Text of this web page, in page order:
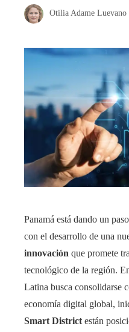
Otilia Adame Luevano
Panamá está dando un
con el desarrollo de una
innovación que promete
tecnológico de la región.
Latina busca consolidarse
economía digital global,
Smart District están